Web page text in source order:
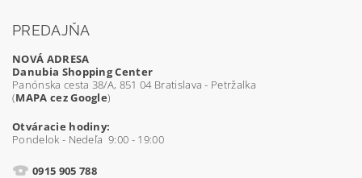
PREDAJŇA
NOVÁ ADRESA
Danubia Shopping Center
Panónska cesta 38/A, 851 04 Bratislava - Petržalka
(MAPA cez Google)
Otváracie hodiny:
Pondelok - Nedeľa 9:00 - 19:00
0915 905 788